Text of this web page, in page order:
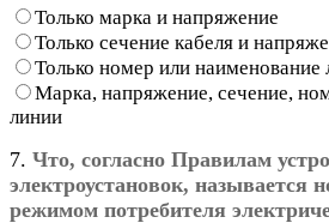
Только марка и напряжение
Только сечение кабеля и
Только номер или наименование
Марка, напряжение, сечение,
линии
7. Что, согласно Правилам
электроустановок, называется
режимом потребителя